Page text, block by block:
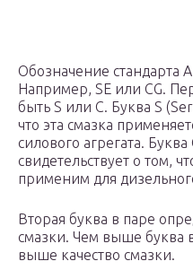
Обозначение стандарта
Например, SЕ или СG.
быть S или С. Буква S
что эта смазка
силового агрегата.
свидетельствует о том,
применим для
Вторая буква в паре
смазки. Чем выше буква
выше качество смазки.